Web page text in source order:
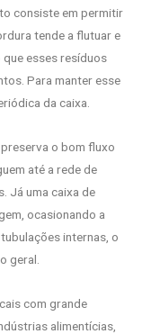
consiste em permitir
tende a flutuar e
que esses resíduos
Para manter esse
da caixa.
o bom fluxo
até a rede de
Já uma caixa de
ocasionando a
internas, o
geral.
com grande
alimentícias,